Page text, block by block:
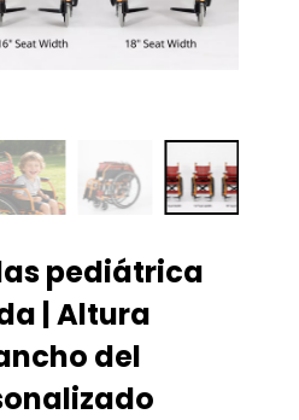
pediátrica
| Altura
del